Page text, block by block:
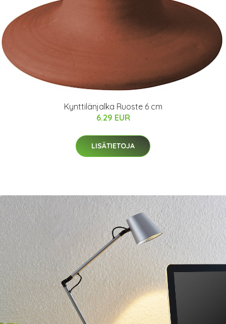
Kynttilänjalka Ruoste 6 cm
6.29 EUR
LISÄTIETOJA